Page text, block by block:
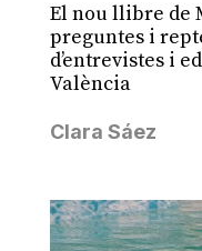
El nou llibre de
preguntes i
d’entrevistes i
València
Clara Sáez